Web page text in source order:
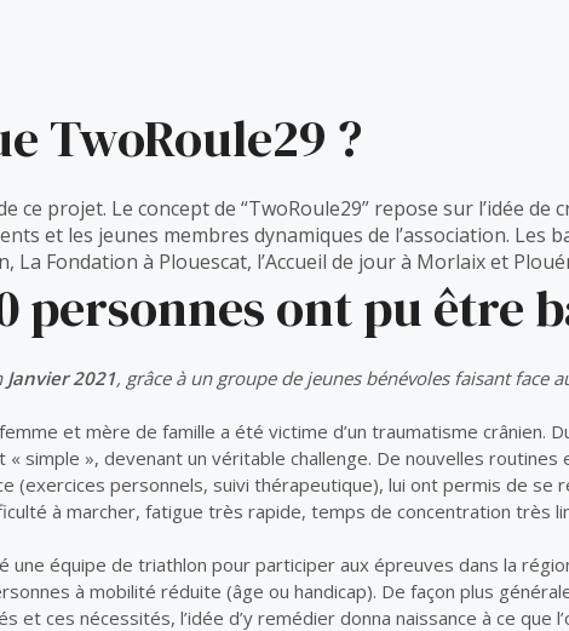
TwoRoule29 ?
ce projet. Le concept de “TwoRoule29” repose sur l’idée
et les jeunes membres dynamiques de l’association. Les
La Fondation à Plouescat, l’Accueil de jour à Morlaix et
personnes ont pu être
Janvier 2021, grâce à un groupe de jeunes bénévoles faisant face
et mère de famille a été victime d’un traumatisme crânien.
simple », devenant un véritable challenge. De nouvelles
(exercices personnels, suivi thérapeutique), lui ont permis de
à marcher, fatigue très rapide, temps de concentration très
une équipe de triathlon pour participer aux épreuves dans la
à mobilité réduite (âge ou handicap). De façon plus
et ces nécessités, l’idée d’y remédier donna naissance à ce que